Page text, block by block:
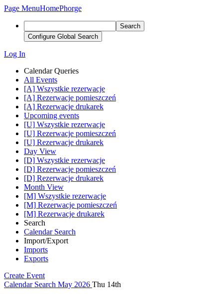
Page MenuHomePhorge
Search
Configure Global Search
Log In
Calendar Queries
All Events
[A] Wszystkie rezerwacje
[A] Rezerwacje pomieszczeń
[A] Rezerwacje drukarek
Upcoming events
[U] Wszystkie rezerwacje
[U] Rezerwacje pomieszczeń
[U] Rezerwacje drukarek
Day View
[D] Wszystkie rezerwacje
[D] Rezerwacje pomieszczeń
[D] Rezerwacje drukarek
Month View
[M] Wszystkie rezerwacje
[M] Rezerwacje pomieszczeń
[M] Rezerwacje drukarek
Search
Calendar Search
Import/Export
Imports
Exports
Create Event
Calendar Search May 2026 Thu 14th